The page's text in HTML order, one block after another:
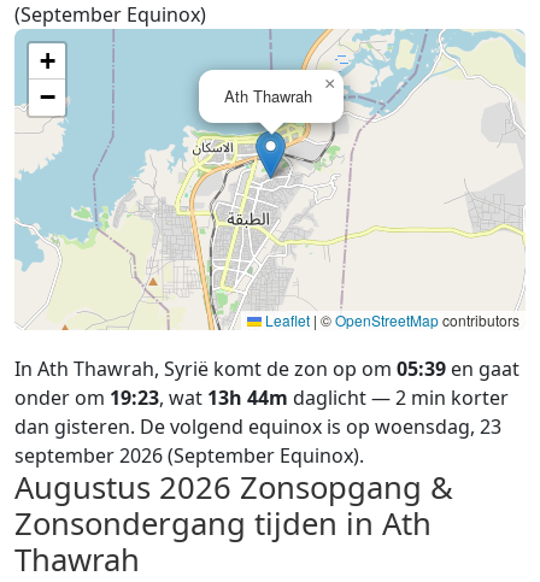
(September Equinox)
Ath Thawrah
×
+
−
Leaflet | ©OpenStreetMapcontributors
In Ath Thawrah, Syrië komt de zon op om 05:39 en gaat
onder om 19:23, wat 13h 44m daglicht — 2 min korter
dan gisteren. De volgend equinox is op woensdag, 23
september 2026 (September Equinox).
Augustus 2026 Zonsopgang &
Zonsondergang tijden in Ath
Thawrah